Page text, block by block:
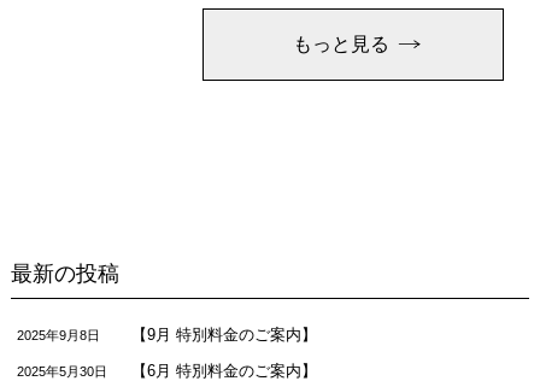
もっと見る
最新の投稿
【9月 特別料金のご案内】
2025年9月8日
【6月 特別料金のご案内】
2025年5月30日